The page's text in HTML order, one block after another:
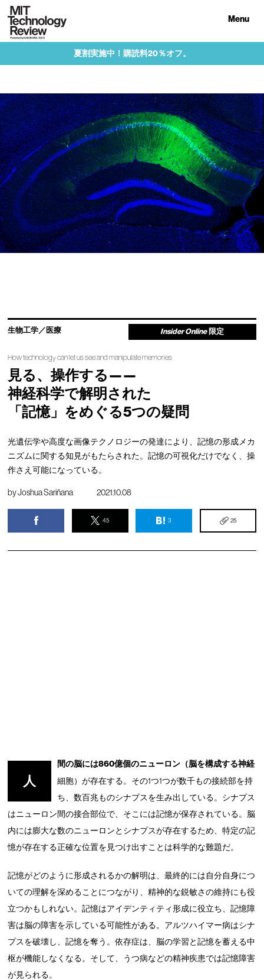
Menu
夏割実施中！購読料20％オフ。
生物工学／医療 Insider Online 限定
How technology can let us see and manipulate memories
見る、操作する——
神経科学で解明された
「記憶」をめぐる5つの疑問
光遺伝学や高度な画像テクノロジーの発達により、記憶の形成メカ
ニズムに関する知見がもたらされた。記憶の可視化だけでなく、操
作さえ可能になっている。
byJoshua Sariñana 2021.10.08
45 3 25
人
間の脳には860億個のニューロン（脳を構成する神経
細胞）が存在する。その1つ1つが数千もの接続部を持
ち、数百兆ものシナプスを生み出している。シナプス
はニューロン間の接合部位で、そこには記憶が保存されている。脳
内には膨大な数のニューロンとシナプスが存在するため、特定の記
憶が存在する正確な位置を見つけ出すことは科学的な難題だ。
記憶がどのように形成されるかの解明は、最終的には自分自身につ
いての理解を深めることにつながり、精神的な鋭敏さの維持にも役
立つかもしれない。記憶はアイデンティティ形成に役立ち、記憶障
害は脳の障害を示している可能性がある。アルツハイマー病はシナ
プスを破壊し、記憶を奪う。依存症は、脳の学習と記憶を蓄える中
枢が機能しなくなる。そして、うつ病などの精神疾患では記憶障害
が見られる。